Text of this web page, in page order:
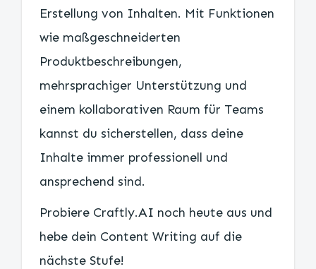
Erstellung von Inhalten. Mit Funktionen
wie maßgeschneiderten
Produktbeschreibungen,
mehrsprachiger Unterstützung und
einem kollaborativen Raum für Teams
kannst du sicherstellen, dass deine
Inhalte immer professionell und
ansprechend sind.
Probiere Craftly.AI noch heute aus und
hebe dein Content Writing auf die
nächste Stufe!